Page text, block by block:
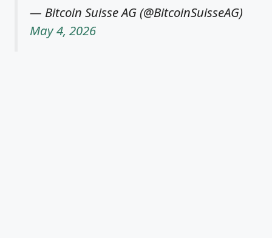
— Bitcoin Suisse AG (@BitcoinSuisseAG)
May 4, 2026